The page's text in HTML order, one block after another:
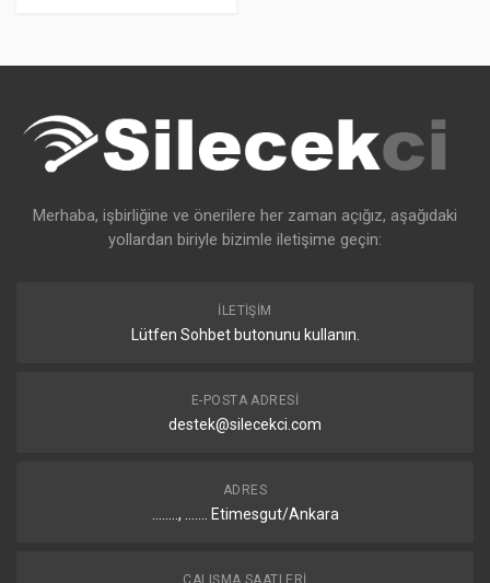
Merhaba, işbirliğine ve önerilere her zaman açığız, aşağıdaki
yollardan biriyle bizimle iletişime geçin:
İLETIŞIM
Lütfen Sohbet butonunu kullanın.
E-POSTA ADRESI
destek@silecekci.com
ADRES
........, ....... Etimesgut/Ankara
ÇALIŞMA SAATLERI